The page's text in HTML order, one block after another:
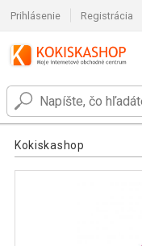
Prihlásenie Registrácia
Kokiskashop